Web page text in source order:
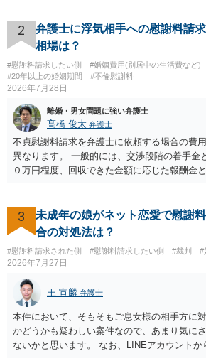
検察庁に訴えるのもありかもしれないですが
は、結局所轄だと思われますので、やはり結
ないです。 一度、最寄りの「刑事に強い」と
談してみてはいかがでしょうか。 以上、ご参
2
弁護士に浮気相手への慰謝料請
相場は？
#慰謝料請求したい側 #婚姻費用(別居中の生活費など)
#20年以上の婚姻期間
#不倫慰謝料
2026年7月28日
離婚・男女問題に強い弁護士
髙橋 俊太 弁護士
不貞慰謝料請求を弁護士に依頼する場合の費
異なります。 一般的には、交渉段階の着手金
０万円程度、回収できた金額に応じた報酬金
には、追加着手金や日当、実費が発生するこ
も、証拠が十分にあるか、相手方の住所・勤
額、離婚の有無、交渉で終わるか訴訟まで見
変わり得ます。依頼前に、交渉だけの場合、
できなかった場合の費用を確認しておくとよ
では、不貞慰謝料案件の経験が相応にあるか
通しを過度に楽観的に言い過ぎないか、質問
か、連絡方法（メール、電話、弁護士直接か
ど）や対応スピードが合うかを確認するとよ
しましても、弁護士への相談・依頼にあたっ
手方の関係、相手方の氏名・住所等、夫婦関
有無など事実関係をよく整理して相談される
3
未成年の娘がネット恋愛で慰謝
合の対処法は？
#慰謝料請求された側 #慰謝料請求したい側 #裁判 #
2026年7月27日
王 宣麟 弁護士
本件において、そもそもご息女様の相手方に
かどうかも疑わしい案件なので、あまり気に
ないかと思います。 なお、LINEアカウント